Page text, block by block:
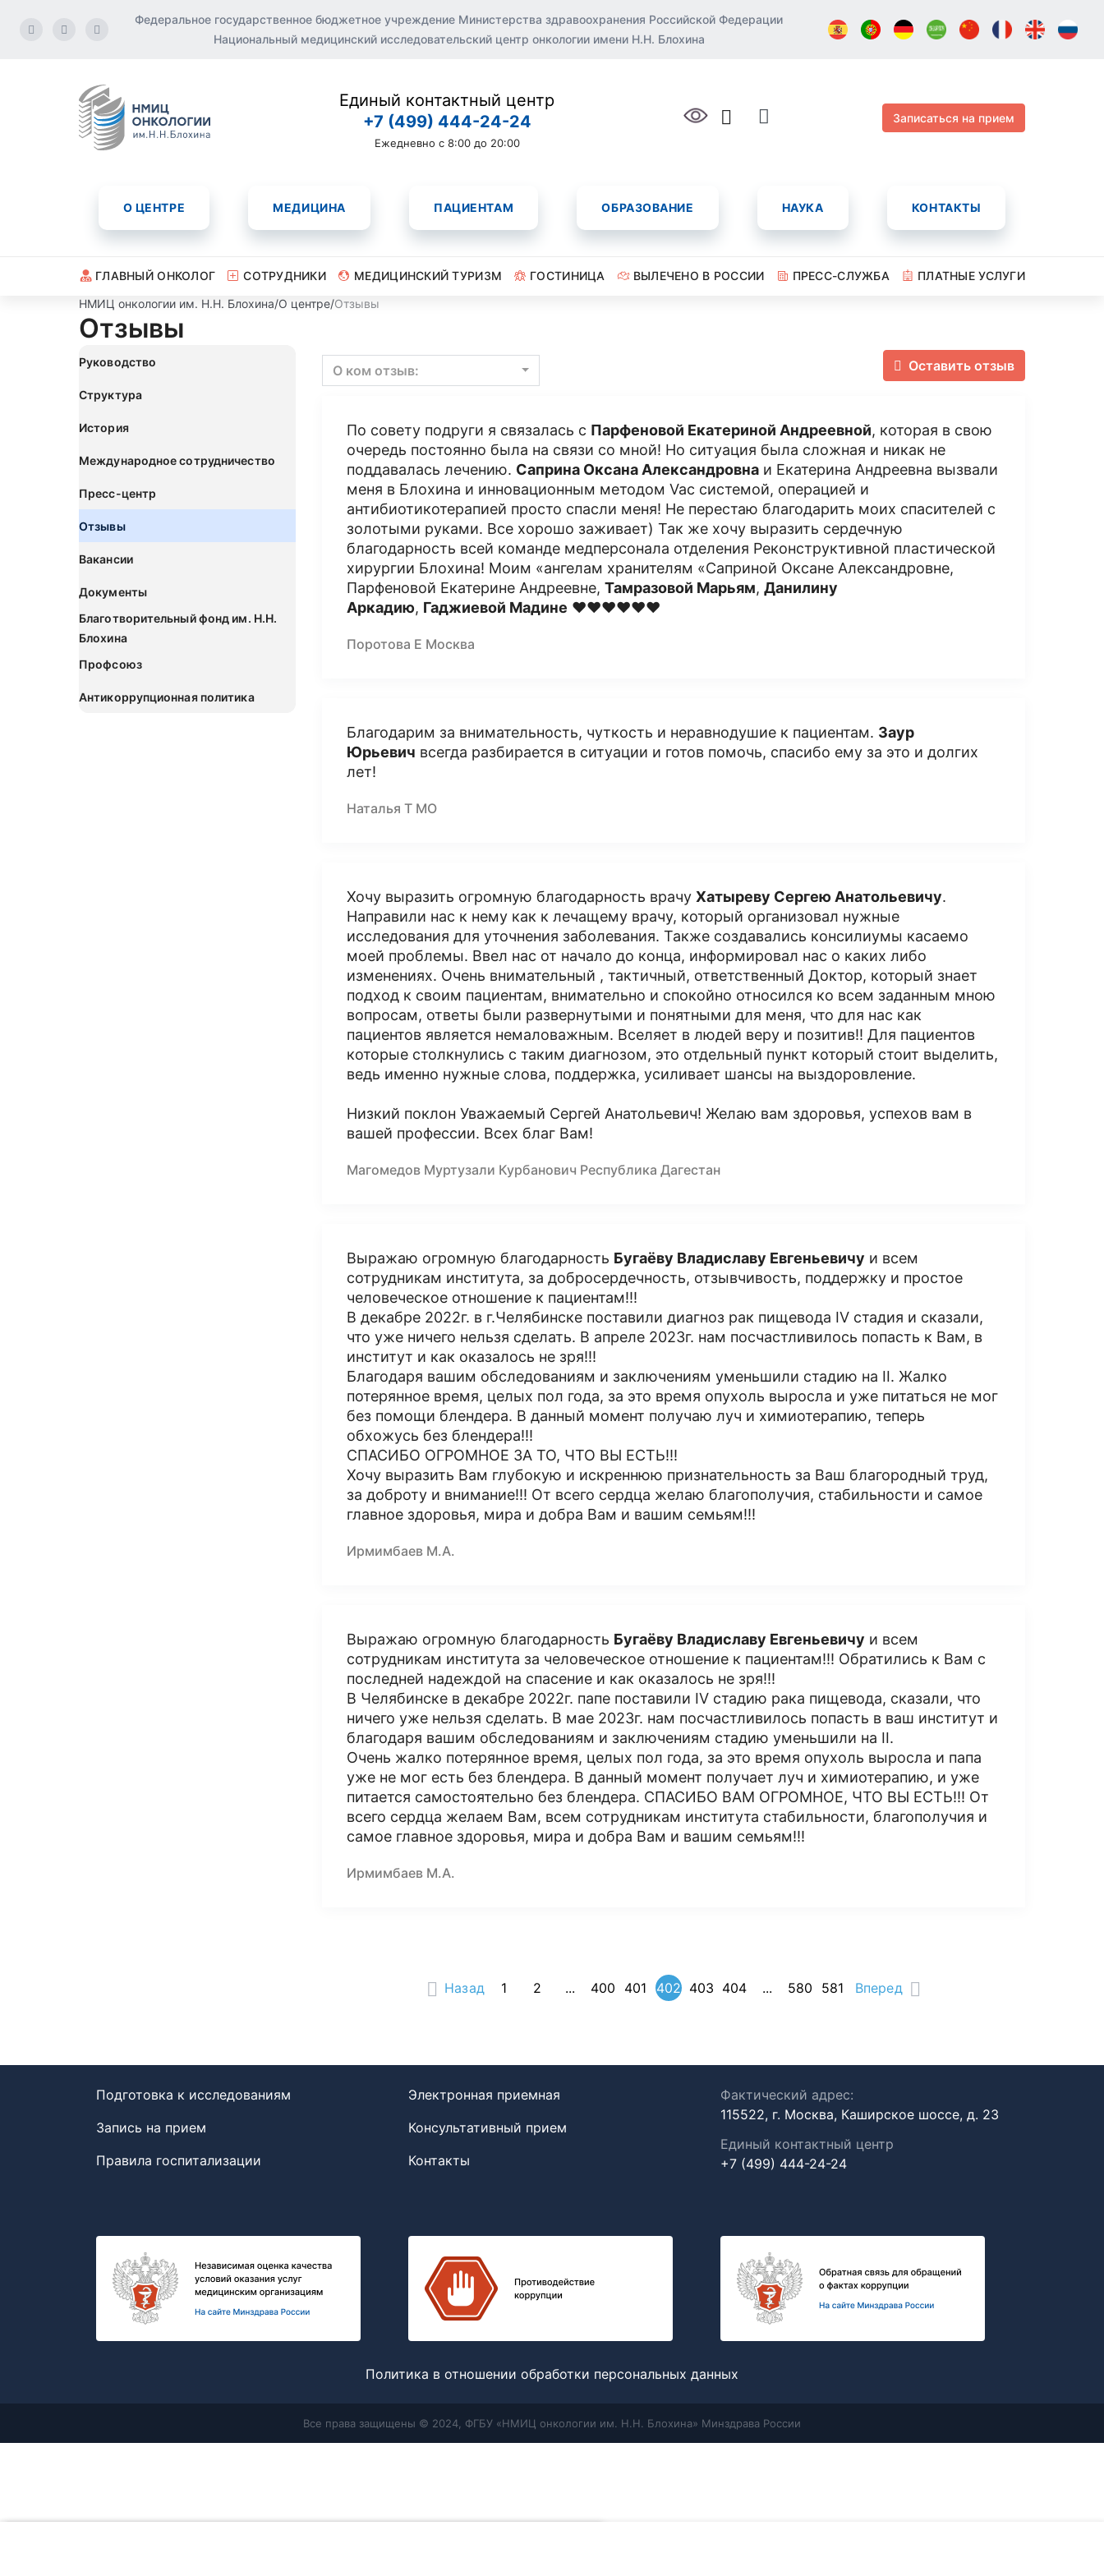
Федеральное государственное бюджетное учреждение Министерства здравоохранения Российской Федерации
Национальный медицинский исследовательский центр онкологии имени Н.Н. Блохина
Единый контактный центр
+7 (499) 444-24-24
Ежедневно с 8:00 до 20:00
Записаться на прием
О ЦЕНТРЕ МЕДИЦИНА ПАЦИЕНТАМ ОБРАЗОВАНИЕ НАУКА КОНТАКТЫ
ГЛАВНЫЙ ОНКОЛОГ СОТРУДНИКИ МЕДИЦИНСКИЙ ТУРИЗМ ГОСТИНИЦА ВЫЛЕЧЕНО В РОССИИ ПРЕСС-СЛУЖБА
ПЛАТНЫЕ УСЛУГИ
НМИЦ онкологии им. Н.Н. Блохина/О центре/Отзывы
Отзывы
Руководство
Структура
История
Международное сотрудничество
Пресс-центр
Отзывы
Вакансии
Документы
Благотворительный фонд им. Н.Н.
Блохина
Профсоюз
Антикоррупционная политика
Оставить отзыв
О ком отзыв:
По совету подруги я связалась с Парфеновой Екатериной Андреевной, которая в свою
очередь постоянно была на связи со мной! Но ситуация была сложная и никак не
поддавалась лечению. Саприна Оксана Александровнаи Екатерина Андреевна вызвали
меня в Блохина и инновационным методом Vac системой, операцией и
антибиотикотерапией просто спасли меня! Не перестаю благодарить моих спасителей с
золотыми руками. Все хорошо заживает) Так же хочу выразить сердечную
благодарность всей команде медперсонала отделения Реконструктивной пластической
хирургии Блохина! Моим «ангелам хранителям «Саприной Оксане Александровне,
Парфеновой Екатерине Андреевне, Тамразовой Марьям, Данилину
Аркадию, Гаджиевой Мадине ❤️❤️❤️❤️❤️❤️
Поротова Е Москва
Благодарим за внимательность, чуткость и неравнодушие к пациентам. Заур
Юрьевич всегда разбирается в ситуации и готов помочь, спасибо ему за это и долгих
лет!
Наталья Т МО
Хочу выразить огромную благодарность врачу Хатыреву Сергею Анатольевичу.
Направили нас к нему как к лечащему врачу, который организовал нужные
исследования для уточнения заболевания. Также создавались консилиумы касаемо
моей проблемы. Ввел нас от начало до конца, информировал нас о каких либо
изменениях. Очень внимательный , тактичный, ответственный Доктор, который знает
подход к своим пациентам, внимательно и спокойно относился ко всем заданным мною
вопросам, ответы были развернутыми и понятными для меня, что для нас как
пациентов является немаловажным. Вселяет в людей веру и позитив!! Для пациентов
которые столкнулись с таким диагнозом, это отдельный пункт который стоит выделить,
ведь именно нужные слова, поддержка, усиливает шансы на выздоровление.
Низкий поклон Уважаемый Сергей Анатольевич! Желаю вам здоровья, успехов вам в
вашей профессии. Всех благ Вам!
Магомедов Муртузали Курбанович Республика Дагестан
Выражаю огромную благодарность Бугаёву Владиславу Евгеньевичу и всем
сотрудникам института, за добросердечность, отзывчивость, поддержку и простое
человеческое отношение к пациентам!!!
В декабре 2022г. в г.Челябинске поставили диагноз рак пищевода IV стадия и сказали,
что уже ничего нельзя сделать. В апреле 2023г. нам посчастливилось попасть к Вам, в
институт и как оказалось не зря!!!
Благодаря вашим обследованиям и заключениям уменьшили стадию на II. Жалко
потерянное время, целых пол года, за это время опухоль выросла и уже питаться не мог
без помощи блендера. В данный момент получаю луч и химиотерапию, теперь
обхожусь без блендера!!!
СПАСИБО ОГРОМНОЕ ЗА ТО, ЧТО ВЫ ЕСТЬ!!!
Хочу выразить Вам глубокую и искреннюю признательность за Ваш благородный труд,
за доброту и внимание!!! От всего сердца желаю благополучия, стабильности и самое
главное здоровья, мира и добра Вам и вашим семьям!!!
Ирмимбаев М.А.
Выражаю огромную благодарность Бугаёву Владиславу Евгеньевичу и всем
сотрудникам института за человеческое отношение к пациентам!!! Обратились к Вам с
последней надеждой на спасение и как оказалось не зря!!!
В Челябинске в декабре 2022г. папе поставили IV стадию рака пищевода, сказали, что
ничего уже нельзя сделать. В мае 2023г. нам посчастливилось попасть в ваш институт и
благодаря вашим обследованиям и заключениям стадию уменьшили на II.
Очень жалко потерянное время, целых пол года, за это время опухоль выросла и папа
уже не мог есть без блендера. В данный момент получает луч и химиотерапию, и уже
питается самостоятельно без блендера. СПАСИБО ВАМ ОГРОМНОЕ, ЧТО ВЫ ЕСТЬ!!! От
всего сердца желаем Вам, всем сотрудникам института стабильности, благополучия и
самое главное здоровья, мира и добра Вам и вашим семьям!!!
Ирмимбаев М.А.
Назад 1 2 ... 400 401 402 403 404 ... 580 581 Вперед
Подготовка к исследованиям
Запись на прием
Правила госпитализации
Электронная приемная
Консультативный прием
Контакты
Фактический адрес:
115522, г. Москва, Каширское шоссе, д. 23
Единый контактный центр
+7 (499) 444-24-24
Политика в отношении обработки персональных данных
Все права защищены © 2024, ФГБУ «НМИЦ онкологии им. Н.Н. Блохина» Минздрава России